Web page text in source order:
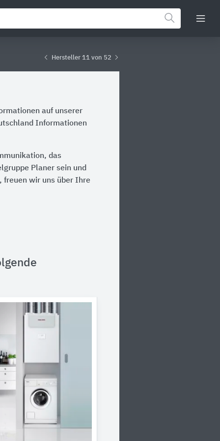
Hersteller 11 von 52
auf unserer
Informationen
das
Planer sein und
freuen wir uns über Ihre